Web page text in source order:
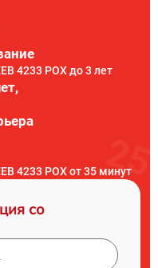
4233 POX до 3 лет
4233 POX от 35 минут
со